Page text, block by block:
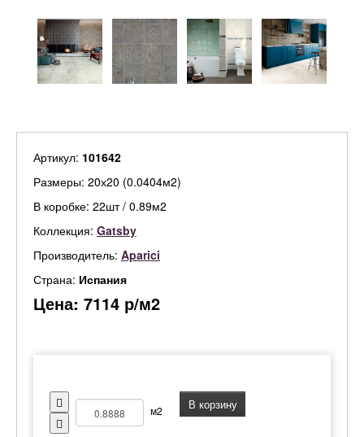
Артикул: 101642
Размеры: 20х20 (0.0404м2)
В коробке: 22шт / 0.89м2
Коллекция: Gatsby
Производитель: Aparici
Страна: Испания
Цена: 7114 р/м2
м2 В корзину